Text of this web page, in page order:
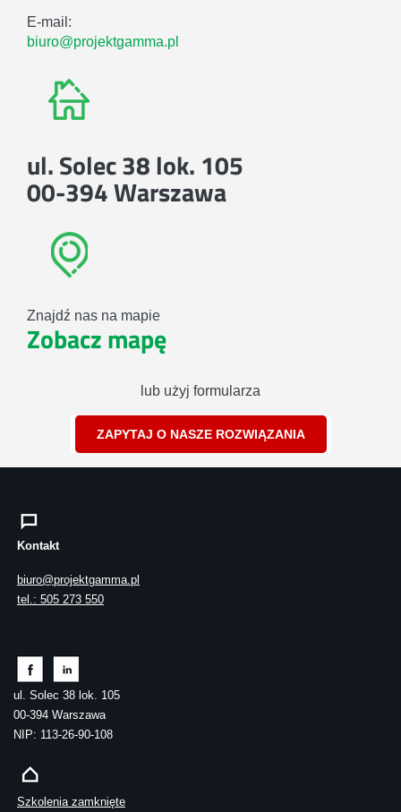
E-mail:
biuro@projektgamma.pl
ul. Solec 38 lok. 105
00-394 Warszawa
Znajdź nas na mapie
Zobacz mapę
lub użyj formularza
ZAPYTAJ O NASZE ROZWIĄZANIA
Kontakt
biuro@projektgamma.pl
tel.: 505 273 550
ul. Solec 38 lok. 105
00-394 Warszawa
NIP: 113-26-90-108
Szkolenia zamknięte